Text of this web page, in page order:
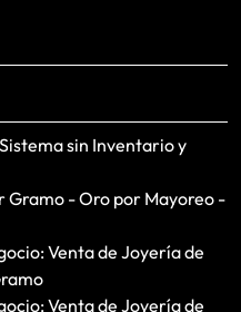
sin Inventario y
Gramo - Oro por Mayoreo -
Venta de Joyería de
Venta de Joyería de